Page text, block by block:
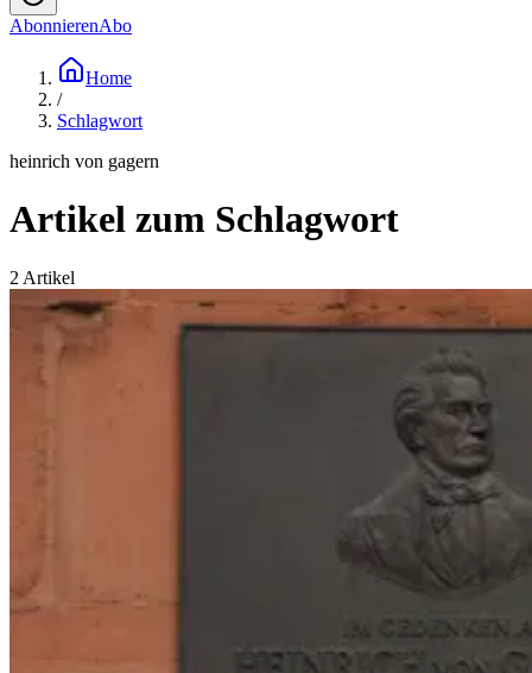
AbonnierenAbo
Home
/
Schlagwort
heinrich von gagern
Artikel zum Schlagwort
2 Artikel